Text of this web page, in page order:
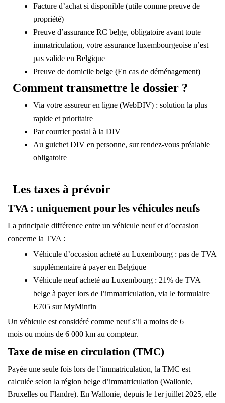
Facture d’achat si disponible (utile comme preuve de
propriété)
Preuve d’assurance RC belge, obligatoire avant toute
immatriculation, votre assurance luxembourgeoise n’est
pas valide en Belgique
Preuve de domicile belge (En cas de déménagement)
Comment transmettre le dossier ?
Via votre assureur en ligne (WebDIV) : solution la plus
rapide et prioritaire
Par courrier postal à la DIV
Au guichet DIV en personne, sur rendez-vous préalable
obligatoire
Les taxes à prévoir
TVA : uniquement pour les véhicules neufs
La principale différence entre un véhicule neuf et d’occasion
concerne la TVA :
Véhicule d’occasion acheté au Luxembourg : pas de TVA
supplémentaire à payer en Belgique
Véhicule neuf acheté au Luxembourg : 21% de TVA
belge à payer lors de l’immatriculation, via le formulaire
E705 sur MyMinfin
Un véhicule est considéré comme neufs’il a moins de 6
mois ou moins de 6 000 km au compteur.
Taxe de mise en circulation (TMC)
Payée une seule fois lors de l’immatriculation, la TMC est
calculée selon la région belge d’immatriculation (Wallonie,
Bruxelles ou Flandre). En Wallonie, depuis le 1er juillet 2025, elle